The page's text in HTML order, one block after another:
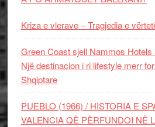
Kriza e vlerave – Tragjedia e
Green Coast sjell Nammos
Një destinacion i ri lifestyle merr
Shqiptare
PUEBLO (1966) / HISTORIA E
VALENCIA QË PËRFUNDOI NË